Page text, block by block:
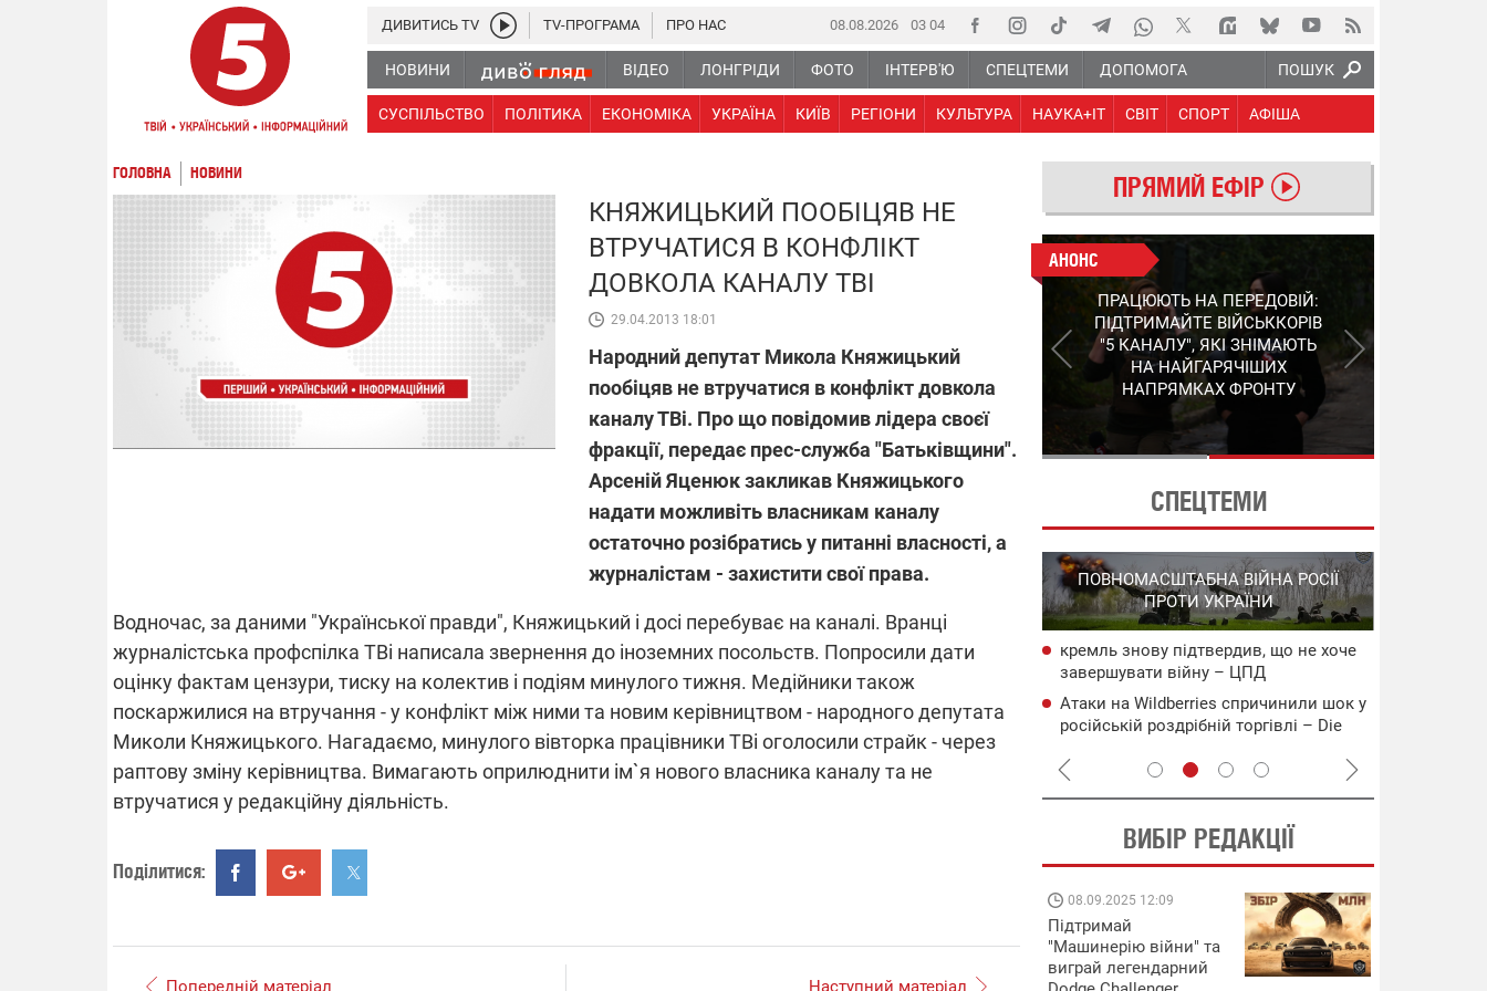
ПОШУК
08.08.2026 03 04
НОВИНИ ВІДЕО ЛОНГРІДИ ФОТО ІНТЕРВ'Ю СПЕЦТЕМИ ДОПОМОГА
СУСПІЛЬСТВО ПОЛІТИКА ЕКОНОМІКА УКРАЇНА КИЇВ РЕГІОНИ КУЛЬТУРА НАУКА+IT СВІТ СПОРТ АФІША
ДИВИТИСЬ TV TV-ПРОГРАМА ПРО НАС
ГОЛОВНА НОВИНИ
КНЯЖИЦЬКИЙ ПООБІЦЯВ НЕ
ВТРУЧАТИСЯ В КОНФЛІКТ
ДОВКОЛА КАНАЛУ ТВІ
29.04.2013 18:01
Народний депутат Микола Княжицький
пообіцяв не втручатися в конфлікт довкола
каналу ТВі. Про що повідомив лідера своєї
фракції, передає прес-служба "Батьківщини".
Арсеній Яценюк закликав Княжицького
надати можливіть власникам каналу
остаточно розібратись у питанні власності, а
журналістам - захистити свої права.
Водночас, за даними "Української правди", Княжицький і досі перебуває на каналі. Вранці
журналістська профспілка ТВі написала звернення до іноземних посольств. Попросили дати
оцінку фактам цензури, тиску на колектив і подіям минулого тижня. Медійники також
поскаржилися на втручання - у конфлікт між ними та новим керівництвом - народного депутата
Миколи Княжицького. Нагадаємо, минулого вівторка працівники ТВі оголосили страйк - через
раптову зміну керівництва. Вимагають оприлюднити ім`я нового власника каналу та не
втручатися у редакційну діяльність.
Поділитися:
Попередній матеріал
Наступний матеріал
ПРЯМИЙ ЕФІР
АНОНС
КІНЕЦЬ ВОРОЖИМ
"МОЛНІЯМ" ТА FPV: ЯК
УКРАЇНСЬКИЙ STEP-3
ЗМІНЮЄ ПРАВИЛА ГРИ –
ПОДРОБИЦІ ПРО
ПЕРЕХОПЛЮВАЧ
АНОНС
ПРАЦЮЮТЬ НА ПЕРЕДОВІЙ:
ПІДТРИМАЙТЕ ВІЙСЬККОРІВ
"5 КАНАЛУ", ЯКІ ЗНІМАЮТЬ
НА НАЙГАРЯЧІШИХ
НАПРЯМКАХ ФРОНТУ
СПЕЦТЕМИ
ВІДКЛЮЧЕННЯ СВІТЛА В УКРАЇНІ
Частина споживачів у чотирьох
областях залишається без світла після
російських обстрілів
Готуйте павербанки: через аномальну
спеку у серпні, можуть повернутися
графіки відключень – подробиці
ПЛІВКИ МІНДІЧА: СПРАВА
Нова підозра у справі Міндіча: НАБУ
взялося за колишнього виконавчого
директора Енергоатому
З колишнього віцепрем'єра Олексія
Чернишова зняли електронний
браслет стеження
ПОВНОМАСШТАБНА ВІЙНА РОСІЇ
ПРОТИ УКРАЇНИ
кремль знову підтвердив, що не хоче
завершувати війну – ЦПД
Атаки на Wildberries спричинили шок у
російській роздрібній торгівлі – Die
ВИБІР РЕДАКЦІЇ
"Машинерію війни" та
передовій:
08.09.2025 12:09
Підтримай
"Машинерію війни" та
виграй легендарний